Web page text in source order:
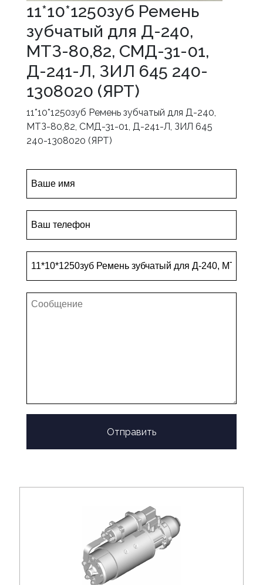
11*10*1250зуб Ремень
зубчатый для Д-240,
МТЗ-80,82, СМД-31-01,
Д-241-Л, ЗИЛ 645 240-
1308020 (ЯРТ)
11*10*1250зуб Ремень зубчатый для Д-240,
МТЗ-80,82, СМД-31-01, Д-241-Л, ЗИЛ 645
240-1308020 (ЯРТ)
Отправить